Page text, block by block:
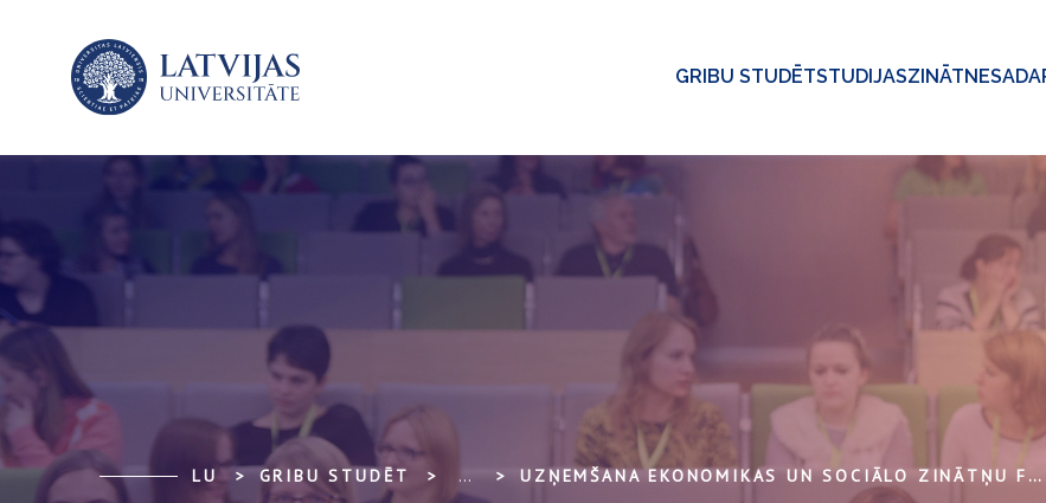
GRIBU STUDĒTSTUDIJASZINĀTNE
LU GRIBU STUDĒT ... UZŅEMŠANA EKONOMIKAS UN SOCIĀLO ZINĀTŅU FAKULTĀTĒ, ASPAZIJAS BULVĀRĪ 5